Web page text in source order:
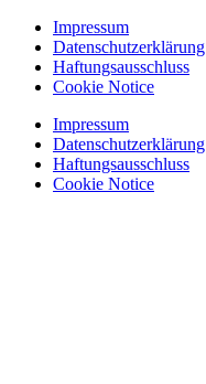
Zum
Inhalt
springen
Impressum
Datenschutzerklärung
Haftungsausschluss
Cookie Notice
Impressum
Datenschutzerklärung
Haftungsausschluss
Cookie Notice